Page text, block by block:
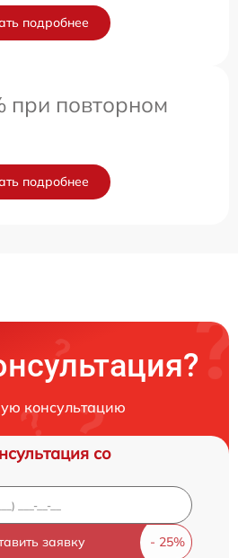
подробнее
при повторном
подробнее
консультацию
со
заявку